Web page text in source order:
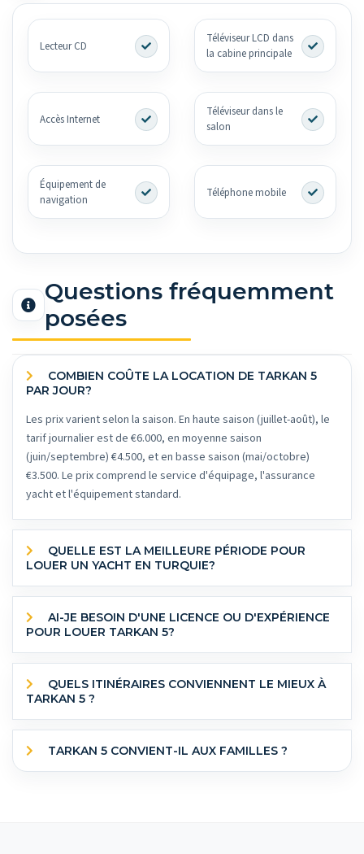
Lecteur CD
Téléviseur LCD dans
la cabine principale
Accès Internet
Téléviseur dans le
salon
Équipement de
navigation
Téléphone mobile
Questions fréquemment
posées
PAR JOUR?
Les prix varient selon la saison. En haute saison (juillet-août), le
tarif journalier est de €6.000, en moyenne saison
(juin/septembre) €4.500, et en basse saison (mai/octobre)
€3.500. Le prix comprend le service d'équipage, l'assurance
yacht et l'équipement standard.
LOUER UN YACHT EN TURQUIE?
POUR LOUER TARKAN 5?
TARKAN 5 ?
TARKAN 5 CONVIENT-IL AUX FAMILLES ?